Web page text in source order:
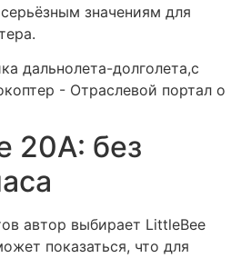
значениям для
20A: без
автор выбирает LittleBee
показаться, что для